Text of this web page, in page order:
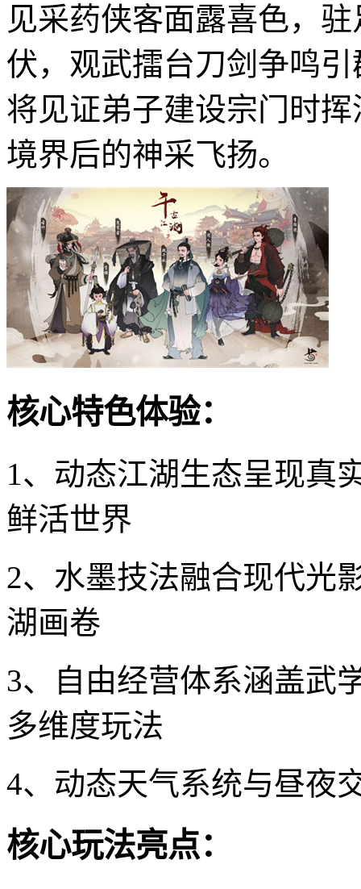
见采药侠客面露喜色，
伏，观武擂台刀剑争鸣
将见证弟子建设宗门时
境界后的神采飞扬。
核心特色体验：
1、动态江湖生态呈现真
鲜活世界
2、水墨技法融合现代光
湖画卷
3、自由经营体系涵盖武
多维度玩法
4、动态天气系统与昼夜
核心玩法亮点：